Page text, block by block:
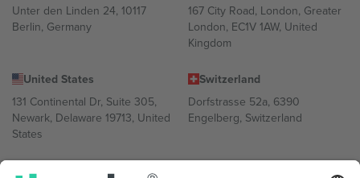
Unter den Linden 24, 10117
Berlin, Germany
167 City Road, London, Greater
London, EC1V 1AW, United
Kingdom
United States
131 Continental Dr, Suite 305,
Newark, Delaware 19713, United
States
Switzerland
Dorfstrasse 52a, 6390
Engelberg, Switzerland
Bulgaria